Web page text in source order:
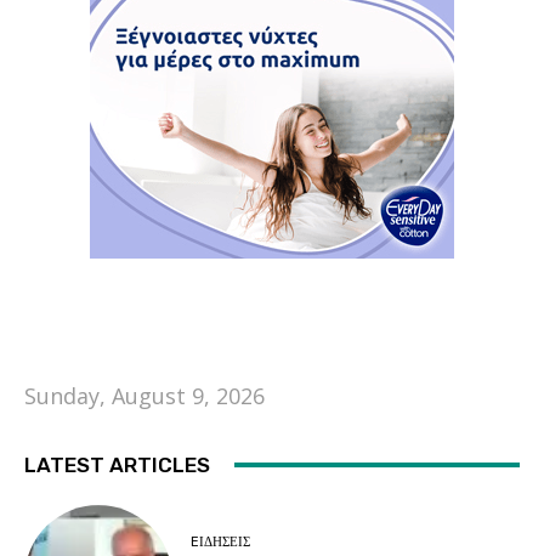
Sunday, August 9, 2026
LATEST ARTICLES
EΙΔΗΣΕΙΣ